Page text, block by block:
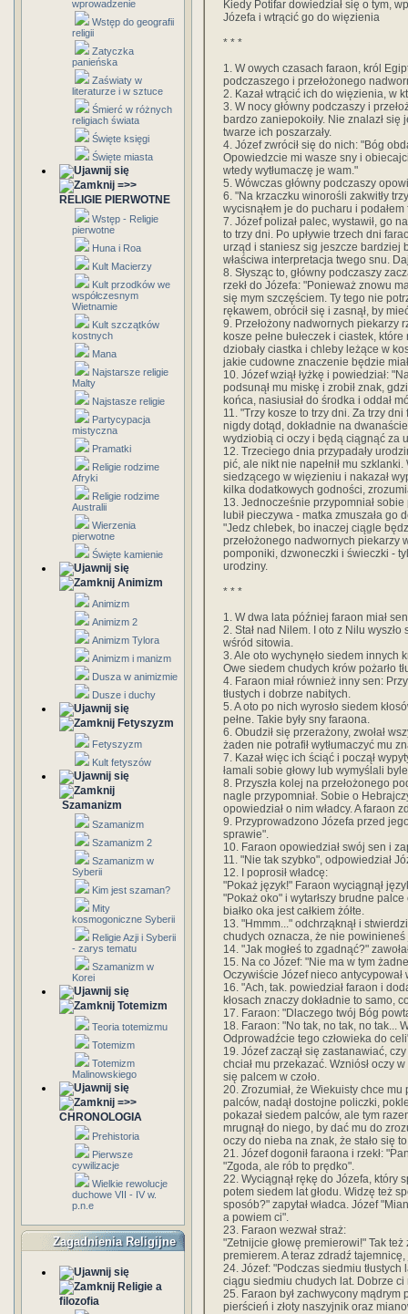
wprowadzenie
Wstęp do geografii
religii
Zatyczka
panieńska
Zaświaty w
literaturze i w sztuce
Śmierć w różnych
religiach świata
Święte księgi
Święte miasta
=>>
RELIGIE PIERWOTNE
Wstęp - Religie
pierwotne
Huna i Roa
Kult Macierzy
Kult przodków we
współczesnym
Wietnamie
Kult szczątków
kostnych
Mana
Najstarsze religie
Malty
Najstasze religie
Partycypacja
mistyczna
Pramatki
Religie rodzime
Afryki
Religie rodzime
Australii
Wierzenia
pierwotne
Święte kamienie
Animizm
Animizm
Animizm 2
Animizm Tylora
Animizm i manizm
Dusza w animizmie
Dusze i duchy
Fetyszyzm
Fetyszyzm
Kult fetyszów
Szamanizm
Szamanizm
Szamanizm 2
Szamanizm w
Syberii
Kim jest szaman?
Mity
kosmogoniczne Syberii
Religie Azji i Syberii
- zarys tematu
Szamanizm w
Korei
Totemizm
Teoria totemizmu
Totemizm
Totemizm
Malinowskiego
=>>
CHRONOLOGIA
Prehistoria
Pierwsze
cywilizacje
Wielkie rewolucje
duchowe VII - IV w.
p.n.e
Zagadnienia Religijne
Religie a
filozofia
Kiedy Potifar dowiedział się o tym,
Józefa i wtrącić go do więzienia
* * *
1. W owych czasach faraon, król
podczaszego i przełożonego
2. Kazał wtrącić ich do więzienia, w
3. W nocy główny podczaszy i
bardzo zaniepokoiły. Nie znalazł
twarze ich poszarzały.
4. Józef zwrócił się do nich: "Bóg
Opowiedzcie mi wasze sny i
wtedy wytłumaczę je wam."
5. Wówczas główny podczaszy
6. "Na krzaczku winorośli zakwitły
wycisnąłem je do pucharu i
7. Józef polizał palec, wystawił, go
to trzy dni. Po upływie trzech dni
urząd i staniesz sig jeszcze bardziej
właściwa interpretacja twego snu.
8. Słysząc to, główny podczaszy
rzekł do Józefa: "Ponieważ znowu
się mym szczęściem. Ty tego nie
rękawem, obrócił się i zasnął, by
9. Przełożony nadwornych piekarzy
kosze pełne bułeczek i ciastek,
dziobały ciastka i chleby leżące w
jakie cudowne znaczenie będzie
10. Józef wziął łyżkę i powiedział:
podsunął mu miskę i zrobił znak,
końca, nasiusiał do środka i oddał
11. "Trzy kosze to trzy dni. Za trzy
nigdy dotąd, dokładnie na
wydziobią ci oczy i będą ciągnąć za
12. Trzeciego dnia przypadały
pić, ale nikt nie napełnił mu
siedzącego w więzieniu i nakazał
kilka dodatkowych godności,
13. Jednocześnie przypomniał
lubił pieczywa - matka zmuszała go
"Jedz chlebek, bo inaczej ciągle
przełożonego nadwornych piekarzy
pomponiki, dzwoneczki i świeczki -
urodziny.
* * *
1. W dwa lata później faraon miał
2. Stał nad Nilem. I oto z Nilu
wśród sitowia.
3. Ale oto wychynęło siedem innych
Owe siedem chudych krów pożarło
4. Faraon miał również inny sen:
tłustych i dobrze nabitych.
5. A oto po nich wyrosło siedem
pełne. Takie były sny faraona.
6. Obudził się przerażony, zwołał
żaden nie potrafił wytłumaczyć mu
7. Kazał więc ich ściąć i począł
łamali sobie głowy lub wymyślali
8. Przyszła kolej na przełożonego
nagle przypomniał. Sobie o
opowiedział o nim władcy. A faraon
9. Przyprowadzono Józefa przed
sprawie".
10. Faraon opowiedział swój sen i
11. "Nie tak szybko", odpowiedział
12. I poprosił władcę:
"Pokaż język!" Faraon wyciągnął
"Pokaż oko" i wytarłszy brudne
białko oka jest całkiem żółte.
13. "Hmmm..." odchrząknął i
chudych oznacza, że nie
14. "Jak mogłeś to zgadnąć?"
15. Na co Józef: "Nie ma w tym
Oczywiście Józef nieco antycypował
16. "Ach, tak. powiedział faraon i
kłosach znaczy dokładnie to samo,
17. Faraon: "Dlaczego twój Bóg
18. Faraon: "No tak, no tak, no tak...
Odprowadźcie tego człowieka do
19. Józef zaczął się zastanawiać,
chciał mu przekazać. Wzniósł oczy
się palcem w czoło.
20. Zrozumiał, że Wiekuisty chce
palców, nadął dostojne policzki,
pokazał siedem palców, ale tym
mrugnął do niego, by dać mu do
oczy do nieba na znak, że stało się
21. Józef dogonił faraona i rzekł:
"Zgoda, ale rób to prędko".
22. Wyciągnął rękę do Józefa, który
potem siedem lat głodu. Widzę też
sposób?" zapytał władca. Józef
a powiem ci".
23. Faraon wezwał straż:
"Zetnijcie głowę premierowi!" Tak
premierem. A teraz zdradź
24. Józef: "Podczas siedmiu tłustych
ciągu siedmiu chudych lat. Dobrze ci
25. Faraon był zachwycony mądrym
pierścień i złoty naszyjnik oraz